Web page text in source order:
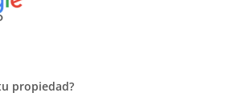
propiedad?